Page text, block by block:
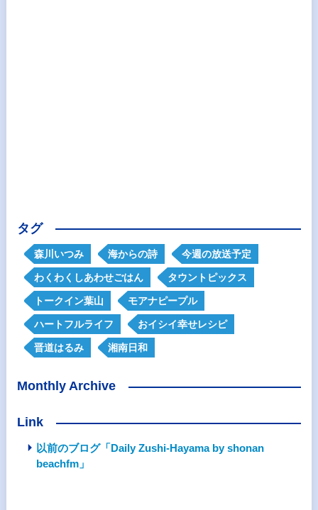
タグ
森川いつみ 海からの詩 今週の放送予定
わくわくしあわせごはん タウントピックス
トークイン葉山 モアナピープル
ハートフルライフ おイシイ幸せレシピ
晋道はるみ 湘南日和
Monthly Archive
Link
以前のブログ「Daily Zushi-Hayama by shonan
beachfm」